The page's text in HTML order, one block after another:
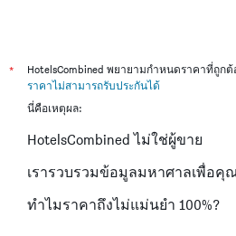
*
HotelsCombined พยายามกำหนดราคาที่ถูกต้
ราคาไม่สามารถรับประกันได้
นี่คือเหตุผล:
HotelsCombined ไม่ใช่ผู้ขาย
เรารวบรวมข้อมูลมหาศาลเพื่อคุ
ทำไมราคาถึงไม่แม่นยำ 100%?